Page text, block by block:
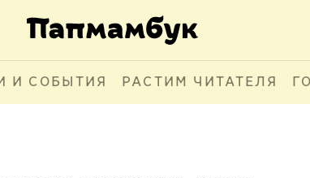
И СОБЫТИЯ РАСТИМ ЧИТАТЕЛЯ